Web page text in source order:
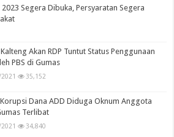
Segera Dibuka, Persyaratan Segera
Akan RDP Tuntut Status Penggunaan
PBS di Gumas
35,152
Dana ADD Diduga Oknum Anggota
Terlibat
34,840